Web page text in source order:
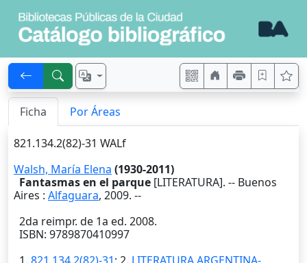
Ficha Por Áreas
821.134.2(82)-31 WALf
Walsh, María Elena (1930-2011)
Fantasmas en el parque [LITERATURA]. -- Buenos
Aires : Alfaguara, 2009. --
2da reimpr. de 1a ed. 2008.
ISBN: 9789870410997